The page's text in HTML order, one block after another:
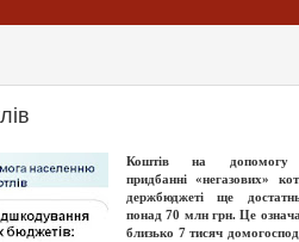
Коштів на
придбанні «негазових»
держбюджеті ще
понад 70 млн грн. Це
близько 7 тисяч